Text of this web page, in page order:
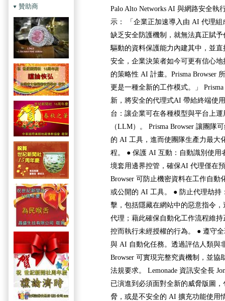
贊助商
Palo Alto Networks AI 與網路安全執
示： 「企業正加速導入由 AI 代理
缺乏安全防護機制，就無法真正賦
驅動的資料保護能力內建其中，並
安全，企業決策者如今可更有信心
的策略性 AI 計畫。Prisma Browser
更是一種全新的工作模式。」
新，將安全的代理式AI 帶給終端使
台：讓企業可在各種模型與平台上
（LLM）。 Prisma Browser 讓團隊
的 AI 工具，進而使團隊生產力最大
程。 ● 保護 AI 互動：自動識別使用
境套用邊界控管，確保AI 代理僅在
Browser 可防止機密資料在工作自動
或公開的 AI 工具。 ● 防止代理劫持
擊，包括隱藏在網站中的惡意指令
代理；藉此確保自動化工作流程維
控而執行未經授權的行為。 ● 遵守
與 AI 自動化任務。透過評估人類與
Browser 可實現完整究責機制，並
法規要求。 Lemonade 資訊安全長
已演進到必須面對全新的威脅版圖
脅，或是不安全的 AI 擴充功能使用